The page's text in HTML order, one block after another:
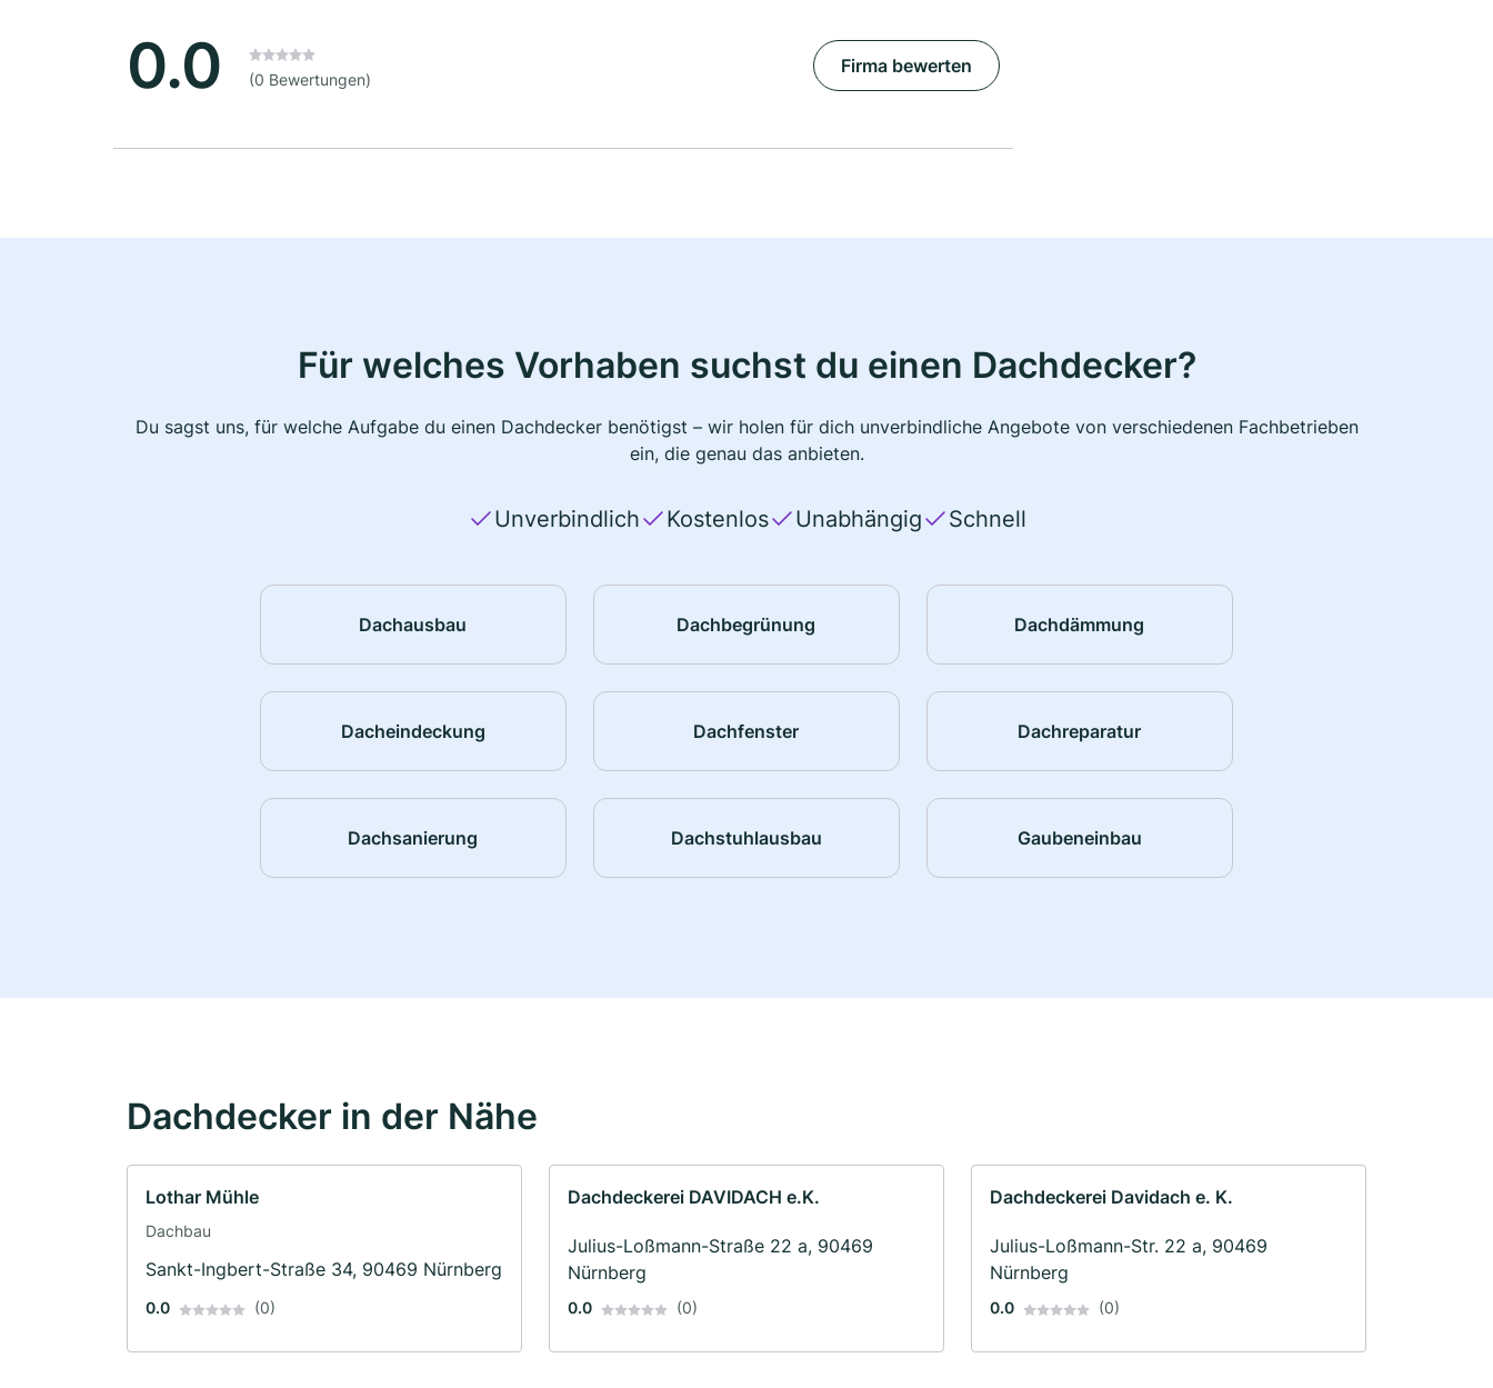
0.0 (0 Bewertungen)
Firma bewerten
Für welches Vorhaben suchst du einen Dachdecker?
Du sagst uns, für welche Aufgabe du einen Dachdecker benötigst – wir holen für dich unverbindliche Angebote von verschiedenen Fachbetrieben
ein, die genau das anbieten.
Unverbindlich Kostenlos Unabhängig Schnell
Dachausbau Dachbegrünung Dachdämmung
Dacheindeckung Dachfenster Dachreparatur
Dachsanierung Dachstuhlausbau Gaubeneinbau
Dachdecker in der Nähe
Lothar Mühle
Dachbau
Sankt-Ingbert-Straße 34, 90469 Nürnberg
0.0 (0)
Dachdeckerei DAVIDACH e.K.
Julius-Loßmann-Straße 22 a, 90469
Nürnberg
0.0 (0)
Dachdeckerei Davidach e. K.
Julius-Loßmann-Str. 22 a, 90469
Nürnberg
0.0 (0)